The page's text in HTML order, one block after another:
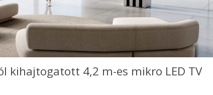
kihajtogatott 4,2 m-es mikro LED TV